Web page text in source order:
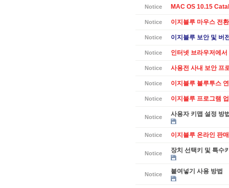
Notice MAC OS 10.15
Notice 이지블루 마우스 전
Notice 이지블루 보안 및 버
Notice 인터넷 브라우저에
Notice 사용전 사내 보안 프
Notice 이지블루 블루투스
Notice 이지블루 프로그램
Notice 사용자 키맵 설정 방
Notice 이지블루 온라인 판
Notice 장치 선택키 및 특수
Notice 붙여넣기 사용 방법